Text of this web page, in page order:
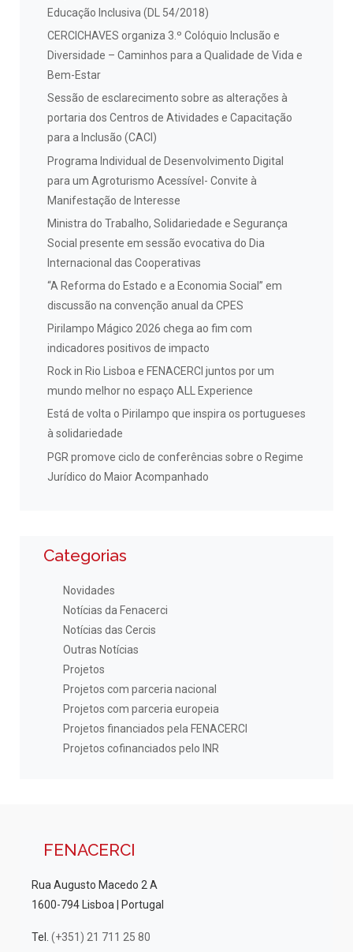
Educação Inclusiva (DL 54/2018)
CERCICHAVES organiza 3.º Colóquio Inclusão e
Diversidade – Caminhos para a Qualidade de Vida e
Bem-Estar
Sessão de esclarecimento sobre as alterações à
portaria dos Centros de Atividades e Capacitação
para a Inclusão (CACI)
Programa Individual de Desenvolvimento Digital
para um Agroturismo Acessível- Convite à
Manifestação de Interesse
Ministra do Trabalho, Solidariedade e Segurança
Social presente em sessão evocativa do Dia
Internacional das Cooperativas
“A Reforma do Estado e a Economia Social” em
discussão na convenção anual da CPES
Pirilampo Mágico 2026 chega ao fim com
indicadores positivos de impacto
Rock in Rio Lisboa e FENACERCI juntos por um
mundo melhor no espaço ALL Experience
Está de volta o Pirilampo que inspira os portugueses
à solidariedade
PGR promove ciclo de conferências sobre o Regime
Jurídico do Maior Acompanhado
Categorias
Novidades
Notícias da Fenacerci
Notícias das Cercis
Outras Notícias
Projetos
Projetos com parceria nacional
Projetos com parceria europeia
Projetos financiados pela FENACERCI
Projetos cofinanciados pelo INR
FENACERCI
Rua Augusto Macedo 2 A
1600-794 Lisboa | Portugal
Tel. (+351) 21 711 25 80